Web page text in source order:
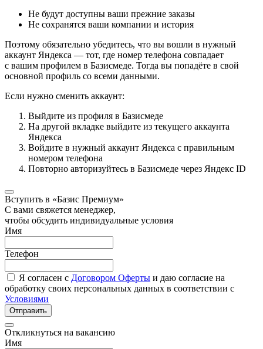
Не будут доступны ваши прежние заказы
Не сохранятся ваши компании и история
Поэтому обязательно убедитесь, что вы вошли в нужный
аккаунт Яндекса — тот, где номер телефона совпадает
с вашим профилем в Базисмеде. Тогда вы попадёте в свой
основной профиль со всеми данными.
Если нужно сменить аккаунт:
Выйдите из профиля в Базисмеде
На другой вкладке выйдите из текущего аккаунта
Яндекса
Войдите в нужный аккаунт Яндекса с правильным
номером телефона
Повторно авторизуйтесь в Базисмеде через Яндекс ID
Вступить в «Базис Премиум»
С вами свяжется менеджер,
чтобы обсудить индивидуальные условия
Имя
Телефон
Я согласен с Договором Оферты и даю согласие на
обработку своих персональных данных в соответствии с
Условиями
Отправить
Откликнуться на вакансию
Имя